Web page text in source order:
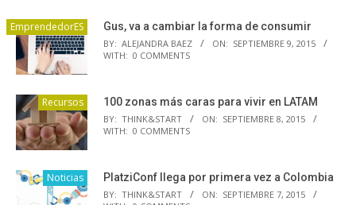
EmprendedorES Gus, va a cambiar la forma de consumir
BY: ALEJANDRA BAEZ ON: SEPTIEMBRE 9, 2015
WITH: 0 COMMENTS
Recursos 100 zonas más caras para vivir en LATAM
BY: THINK&START ON: SEPTIEMBRE 8, 2015
WITH: 0 COMMENTS
Noticias PlatziConf llega por primera vez a Colombia
BY: THINK&START ON: SEPTIEMBRE 7, 2015